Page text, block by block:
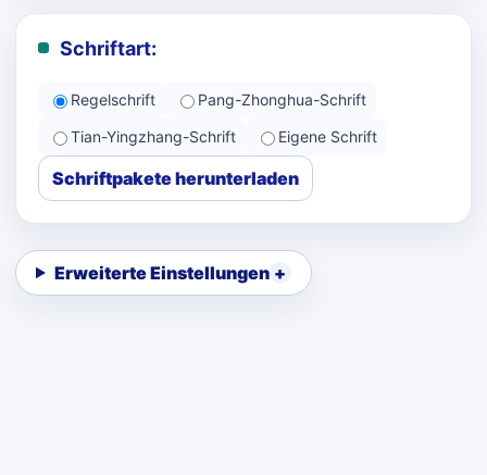
Schriftart:
Regelschrift
Pang-Zhonghua-Schrift
Tian-Yingzhang-Schrift
Eigene Schrift
Schriftpakete herunterladen
Erweiterte Einstellungen